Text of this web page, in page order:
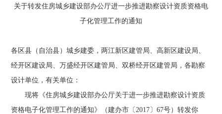
关于转发住房城乡建设部办公厅进一步推进勘察设计资质资格电
子化管理工作的通知
各区县（自治县）城乡建委，两江新区建管局、高新区建设局、
经开区建设局、万盛经开区建管局、双桥经开区建管局，各勘察
设计单位，有关单位：
现将《住房城乡建设部办公厅关于进一步推进勘察设计资质
资格电子化管理工作的通知》（建办市〔2017〕67号）转发你